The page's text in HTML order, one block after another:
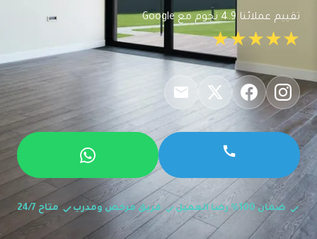
تقييم عملائنا 4.9 نجوم مع Google
★★★★★
ضمان 100% رضا العميل فريق مرخص ومدرب متاح 24/7